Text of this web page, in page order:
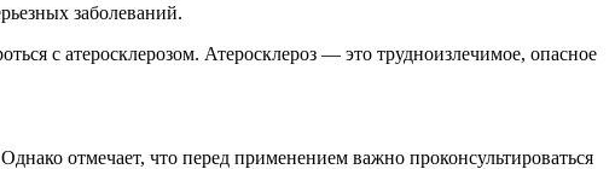
заболеваний.
с атеросклерозом. Атеросклероз — это трудноизлечимое, опасное
отмечает, что перед применением важно проконсультироваться